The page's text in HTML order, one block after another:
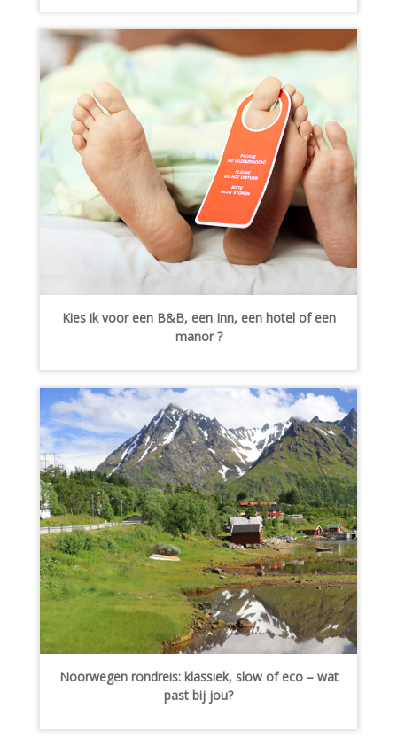
Kies ik voor een B&B, een Inn, een hotel of een
manor ?
Noorwegen rondreis: klassiek, slow of eco – wat
past bij jou?